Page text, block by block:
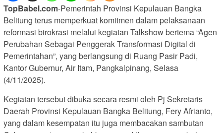
TopBabel.com-Pemerintah Provinsi Kepulauan Bangka
Belitung terus memperkuat komitmen dalam pelaksanaan
reformasi birokrasi melalui kegiatan Talkshow bertema “Agen
Perubahan Sebagai Penggerak Transformasi Digital di
Pemerintahan”, yang berlangsung di Ruang Pasir Padi,
Kantor Gubernur, Air Itam, Pangkalpinang, Selasa
(4/11/2025).
Kegiatan tersebut dibuka secara resmi oleh Pj Sekretaris
Daerah Provinsi Kepulauan Bangka Belitung, Fery Afrianto,
yang dalam kesempatan itu juga membacakan sambutan